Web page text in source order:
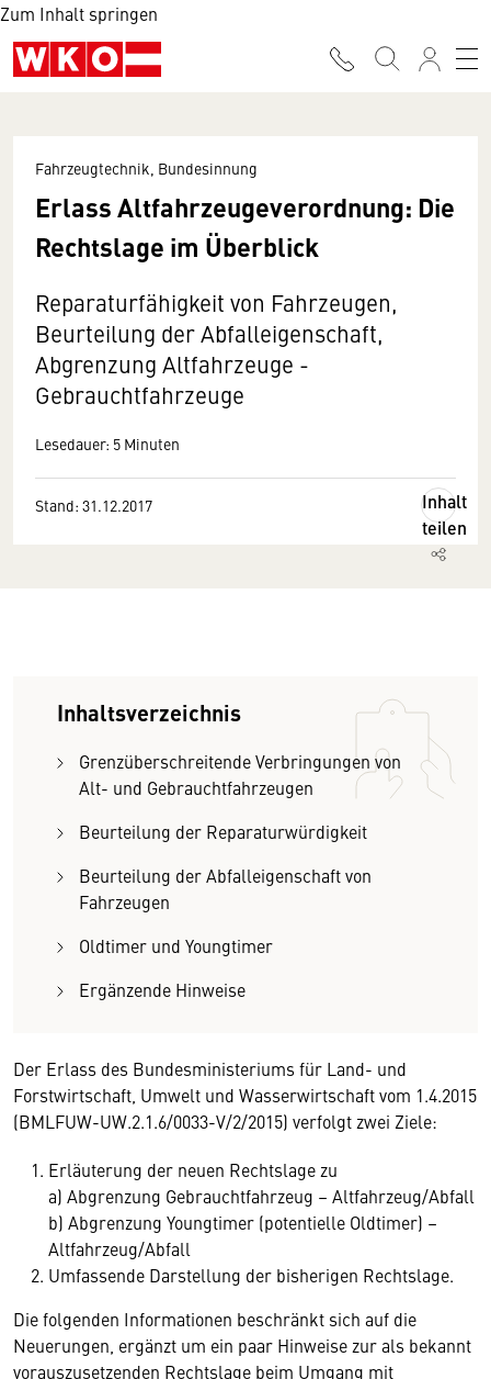
Zum Inhalt springen
Fahrzeugtechnik, Bundesinnung
Erlass Altfahrzeugeverordnung: Die
Rechtslage im Überblick
Reparaturfähigkeit von Fahrzeugen,
Beurteilung der Abfalleigenschaft,
Abgrenzung Altfahrzeuge -
Gebrauchtfahrzeuge
Lesedauer: 5 Minuten
Stand: 31.12.2017
Inhalt
teilen
Inhaltsverzeichnis
Grenzüberschreitende Verbringungen von
Alt- und Gebrauchtfahrzeugen
Beurteilung der Reparaturwürdigkeit
Beurteilung der Abfalleigenschaft von
Fahrzeugen
Oldtimer und Youngtimer
Ergänzende Hinweise
Der Erlass des Bundesministeriums für Land- und
Forstwirtschaft, Umwelt und Wasserwirtschaft vom 1.4.2015
(BMLFUW-UW.2.1.6/0033-V/2/2015) verfolgt zwei Ziele:
Erläuterung der neuen Rechtslage zu
a) Abgrenzung Gebrauchtfahrzeug – Altfahrzeug/Abfall
b) Abgrenzung Youngtimer (potentielle Oldtimer) –
Altfahrzeug/Abfall
Umfassende Darstellung der bisherigen Rechtslage.
Die folgenden Informationen beschränkt sich auf die
Neuerungen, ergänzt um ein paar Hinweise zur als bekannt
vorauszusetzenden Rechtslage beim Umgang mit